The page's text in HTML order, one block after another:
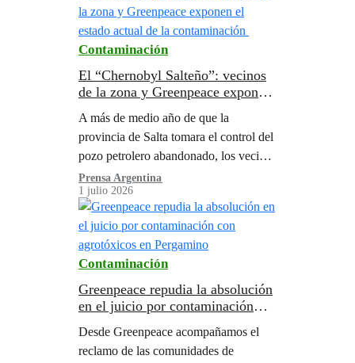
Contaminación
El “Chernobyl Salteño”: vecinos
de la zona y Greenpeace exponen
el estado actual de la
contaminación
A más de medio año de que la
provincia de Salta tomara el control del
pozo petrolero abandonado, los vecinos
de la zona continúan denunciando el
daño ambiental.
Prensa Argentina
1 julio 2026
Contaminación
Greenpeace repudia la absolución
en el juicio por contaminación
Desde Greenpeace acompañamos el
reclamo de las comunidades de